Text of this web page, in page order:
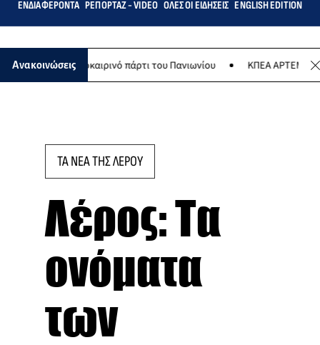
ΕΝΔΙΑΦΈΡΟΝΤΑ ΡΕΠΟΡΤΆΖ - VIDEO ΌΛΕΣ ΟΙ ΕΙΔΉΣΕΙΣ ENGLISH EDITION
Ανακοινώσεις
το καλοκαιρινό πάρτι του Πανιωνίου ΚΠΕΑ ΑΡΤΕΜΙΣ: Το
ΤΑ ΝΕΑ ΤΗΣ ΛΕΡΟΥ
Λέρος: Τα
ονόματα
των